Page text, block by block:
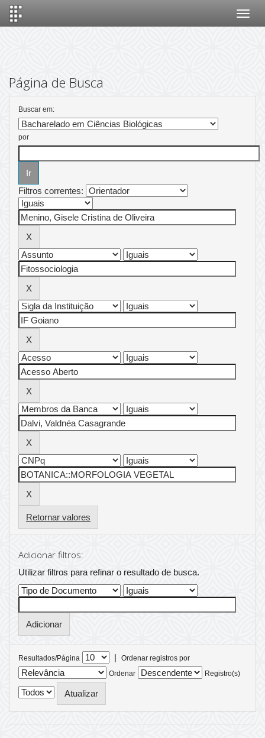
Página de Busca
Buscar em:
por
Filtros correntes:
Retornar valores
Adicionar filtros:
Utilizar filtros para refinar o resultado de busca.
Resultados/Página |
Ordenar registros por
Ordenar
Registro(s)